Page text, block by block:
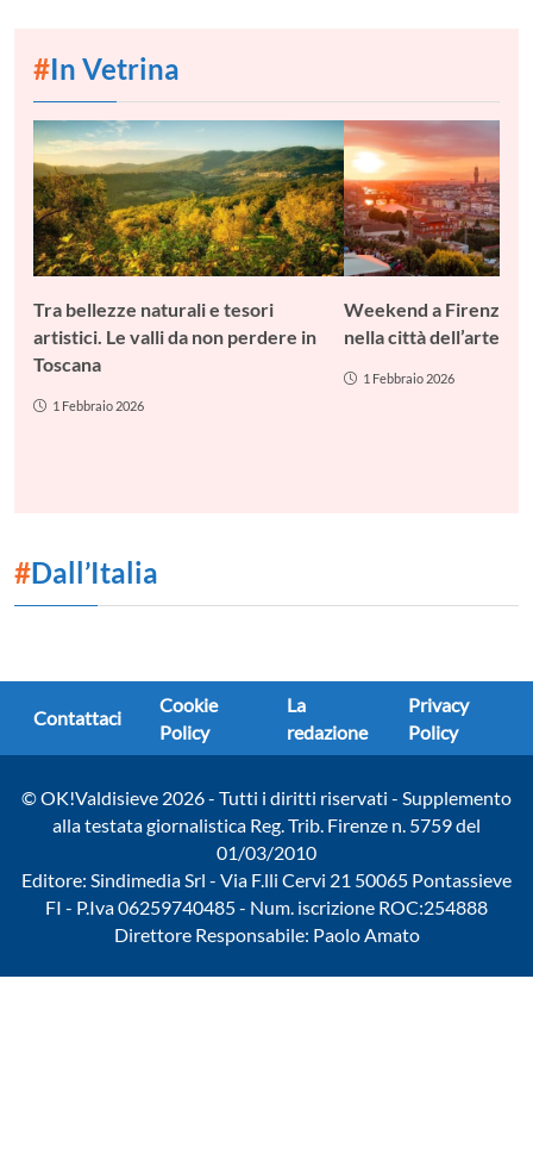
#In Vetrina
Tra bellezze naturali e tesori
artistici. Le valli da non perdere in
Toscana
1 Febbraio 2026
Weekend a Firenze:
nella città dell’arte
1 Febbraio 2026
#Dall’Italia
Contattaci
Cookie
Policy
La
redazione
Privacy
Policy
© OK!Valdisieve 2026 - Tutti i diritti riservati - Supplemento
alla testata giornalistica Reg. Trib. Firenze n. 5759 del
01/03/2010
Editore: Sindimedia Srl - Via F.lli Cervi 21 50065 Pontassieve
FI - P.Iva 06259740485 - Num. iscrizione ROC:254888
Direttore Responsabile: Paolo Amato